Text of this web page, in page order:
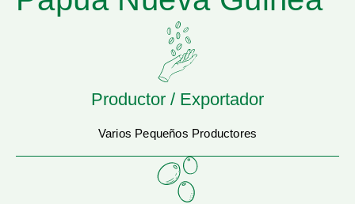
Productor / Exportador
Varios Pequeños Productores